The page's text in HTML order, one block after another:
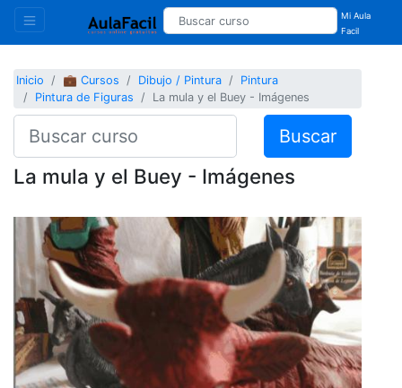
Mi Aula
Facil
Inicio 💼 Cursos Dibujo / Pintura
Pintura
Pintura de Figuras
La mula y el Buey - Imágenes
Buscar
La mula y el Buey - Imágenes